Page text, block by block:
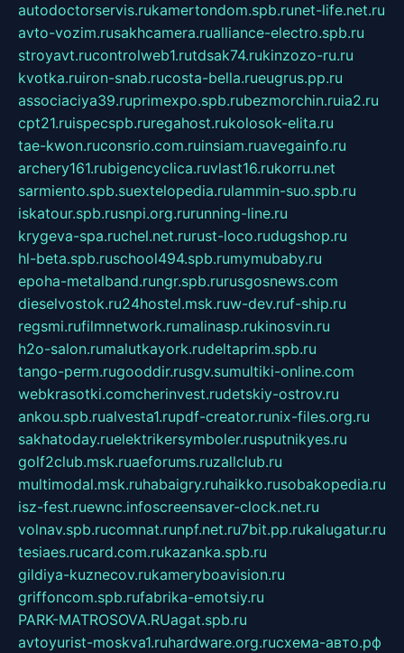
autodoctorservis.rukamertondom.spb.runet-life.net.ru
avto-vozim.rusakhcamera.rualliance-electro.spb.ru
stroyavt.rucontrolweb1.rutdsak74.rukinzozo-ru.ru
kvotka.ruiron-snab.rucosta-bella.rueugrus.pp.ru
associaciya39.ruprimexpo.spb.rubezmorchin.ruia2.ru
cpt21.ruispecspb.ruregahost.rukolosok-elita.ru
tae-kwon.ruconsrio.com.ruinsiam.ruavegainfo.ru
archery161.rubigencyclica.ruvlast16.rukorru.net
sarmiento.spb.suextelopedia.rulammin-suo.spb.ru
iskatour.spb.rusnpi.org.rurunning-line.ru
krygeva-spa.ruchel.net.rurust-loco.rudugshop.ru
hl-beta.spb.ruschool494.spb.rumymubaby.ru
epoha-metalband.rungr.spb.rurusgosnews.com
dieselvostok.ru24hostel.msk.ruw-dev.ruf-ship.ru
regsmi.rufilmnetwork.rumalinasp.rukinosvin.ru
h2o-salon.rumalutkayork.rudeltaprim.spb.ru
tango-perm.rugooddir.rusgv.sumultiki-online.com
webkrasotki.comcherinvest.rudetskiy-ostrov.ru
ankou.spb.rualvesta1.rupdf-creator.runix-files.org.ru
sakhatoday.ruelektrikersymboler.rusputnikyes.ru
golf2club.msk.ruaeforums.ruzallclub.ru
multimodal.msk.ruhabaigry.ruhaikko.rusobakopedia.ru
isz-fest.ruewnc.infoscreensaver-clock.net.ru
volnav.spb.rucomnat.runpf.net.ru7bit.pp.rukalugatur.ru
tesiaes.rucard.com.rukazanka.spb.ru
gildiya-kuznecov.rukameryboavision.ru
griffoncom.spb.rufabrika-emotsiy.ru
PARK-MATROSOVA.RUagat.spb.ru
avtoyurist-moskva1.ruhardware.org.ruсхема-авто.рф